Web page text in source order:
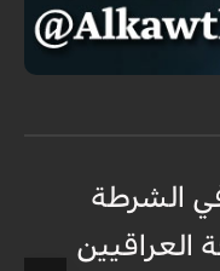
في الشرطة
العراقيين